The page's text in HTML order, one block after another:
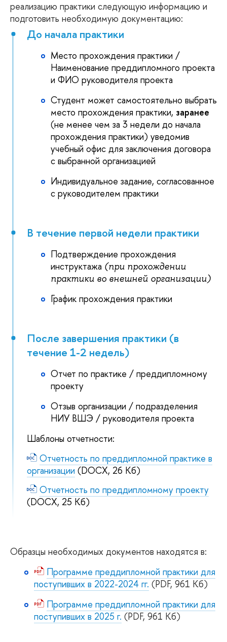
реализацию практики следующую информацию и
подготовить необходимую документацию:
До начала практики
Место прохождения практики /
Наименование преддипломного проекта
и ФИО руководителя проекта
Студент может самостоятельно выбрать
место прохождения практики, заранее
(не менее чем за 3 недели до начала
прохождения практики) уведомив
учебный офис для заключения договора
с выбранной организацией
Индивидуальное задание, согласованное
с руководителем практики
В течение первой недели практики
Подтверждение прохождения
инструктажа (при прохождении
практики во внешней организации)
График прохождения практики
После завершения практики (в
течение 1-2 недель)
Отчет по практике / преддипломному
проекту
Отзыв организации / подразделения
НИУ ВШЭ / руководителя проекта
Шаблоны отчетности:
Отчетность по преддипломной практике в
организации (DOCX, 26 Кб)
Отчетность по преддипломному проекту
(DOCX, 25 Кб)
Образцы необходимых документов находятся в:
Программе преддипломной практики для
поступивших в 2022-2024 гг. (PDF, 961 Кб)
Программе преддипломной практики для
поступивших в 2025 г. (PDF, 961 Кб)